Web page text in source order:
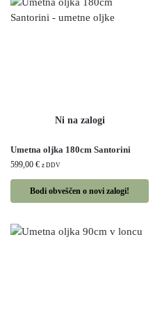
Umetna oljka 180cm Santorini
599,00 € z DDV
Bodi obveščen o novi zalogi!